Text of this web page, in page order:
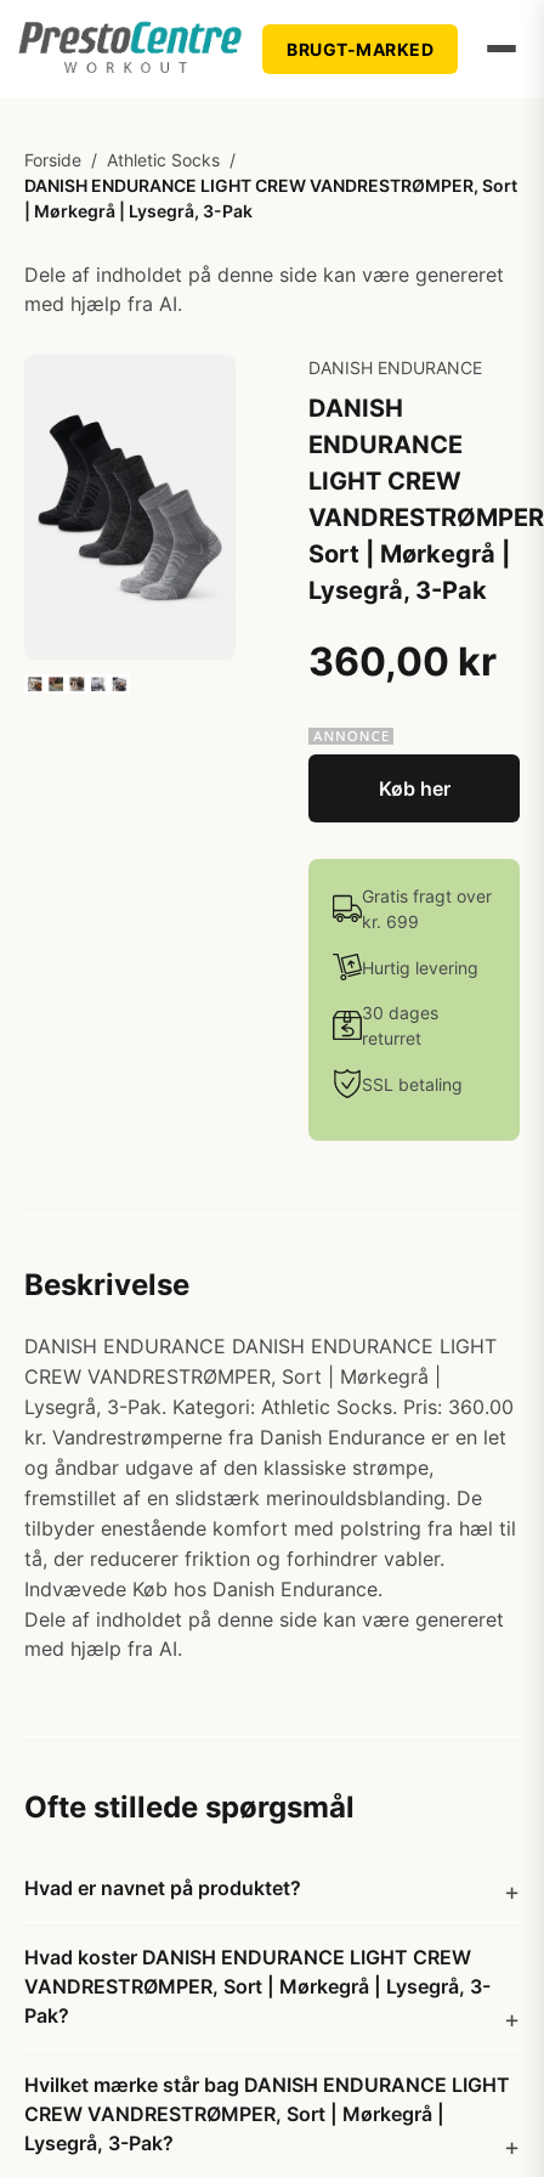
BRUGT-MARKED
Forside / Athletic Socks /
DANISH ENDURANCE LIGHT CREW VANDRESTRØMPER, Sort
| Mørkegrå | Lysegrå, 3-Pak
Dele af indholdet på denne side kan være genereret
med hjælp fra AI.
DANISH ENDURANCE
DANISH
ENDURANCE
LIGHT CREW
Sort | Mørkegrå |
Lysegrå, 3-Pak
360,00 kr
Køb her
Gratis fragt over
kr. 699
Hurtig levering
30 dages
returret
SSL betaling
Beskrivelse
DANISH ENDURANCE DANISH ENDURANCE LIGHT
CREW VANDRESTRØMPER, Sort | Mørkegrå |
Lysegrå, 3-Pak. Kategori: Athletic Socks. Pris: 360.00
kr. Vandrestrømperne fra Danish Endurance er en let
og åndbar udgave af den klassiske strømpe,
fremstillet af en slidstærk merinouldsblanding. De
tilbyder enestående komfort med polstring fra hæl til
tå, der reducerer friktion og forhindrer vabler.
Indvævede Køb hos Danish Endurance.
Dele af indholdet på denne side kan være genereret
med hjælp fra AI.
Ofte stillede spørgsmål
Hvad er navnet på produktet?
Hvad koster DANISH ENDURANCE LIGHT CREW
VANDRESTRØMPER, Sort | Mørkegrå | Lysegrå, 3-
Pak?
Hvilket mærke står bag DANISH ENDURANCE LIGHT
CREW VANDRESTRØMPER, Sort | Mørkegrå |
Lysegrå, 3-Pak?